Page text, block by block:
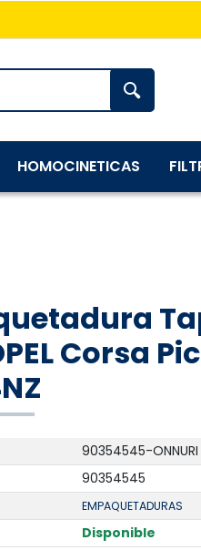
HOMOCINETICAS
Corsa
90354545-ONNURI
90354545
EMPAQUETADURAS
Disponible